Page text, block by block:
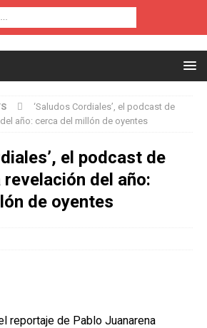
‘Saludos Cordiales’, el podcast de
año: cerca del millón de oyentes
el podcast de
del año:
de oyentes
reportaje de Pablo Juanarena